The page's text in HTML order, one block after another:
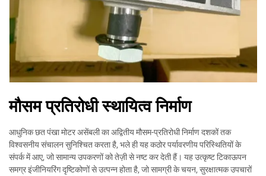
मौसम प्रतिरोधी स्थायित्व निर्माण
आधुनिक छत पंखा मोटर असेंबली का अद्वितीय मौसम-प्रतिरोधी निर्माण दशकों तक
विश्वसनीय संचालन सुनिश्चित करता है, भले ही यह कठोर पर्यावरणीय परिस्थितियों के
संपर्क में आए, जो सामान्य उपकरणों को तेज़ी से नष्ट कर देती हैं। यह उत्कृष्ट टिकाऊपन
समग्र इंजीनियरिंग दृष्टिकोणों से उत्पन्न होता है, जो सामग्री के चयन, सुरक्षात्मक उपचारों